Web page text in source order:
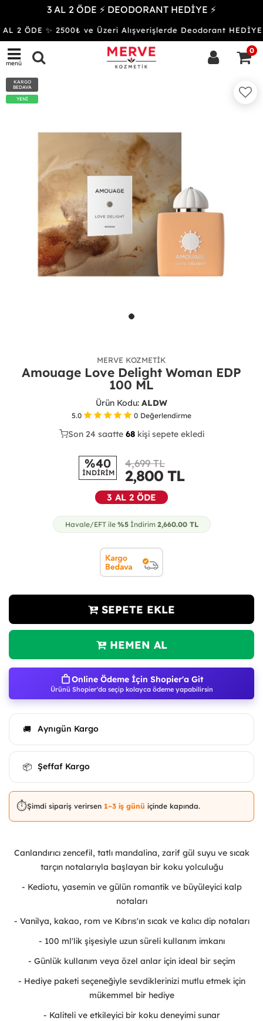
3 AL 2 ÖDE ⚡ DEODORANT HEDİYE ⚡
2 ÖDE ✨ 2500₺ ve Üzeri Alışverişlerde Deodorant HEDİYE
menü
0
KARGO
BEDAVA
YENİ
MERVE KOZMETIK
Amouage Love Delight Woman EDP
100 ML
Ürün Kodu: ALDW
5.0 0 Değerlendirme
35
Son 24 saatte 68 kişi sepete ekledi
26
%40
İNDİRİM
4,699 TL
2,800 TL
3 AL 2 ÖDE
Havale/EFT ile %5İndirim 2,660.00TL
SEPETE EKLE
HEMEN AL
Online Ödeme İçin Shopier'a Git
Ürünü Shopier'da seçip kolayca ödeme yapabilirsin
🚚 Aynıgün Kargo
📦 Şeffaf Kargo
⏱️Şimdi sipariş verirsen 1–3 iş günü içinde kapında.
Canlandırıcı zencefil, tatlı mandalina, zarif gül suyu ve sıcak
tarçın notalarıyla başlayan bir koku yolculuğu
- Kediotu, yasemin ve gülün romantik ve büyüleyici kalp
notaları
- Vanilya, kakao, rom ve Kıbrıs'ın sıcak ve kalıcı dip notaları
- 100 ml'lik şişesiyle uzun süreli kullanım imkanı
- Günlük kullanım veya özel anlar için ideal bir seçim
- Hediye paketi seçeneğiyle sevdiklerinizi mutlu etmek için
mükemmel bir hediye
- Kaliteli ve etkileyici bir koku deneyimi sunar